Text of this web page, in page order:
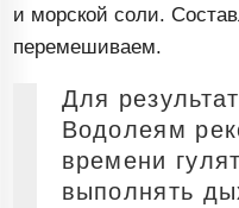
и морской соли.
перемешиваем.
Для
Водолеям
времени
выполнять